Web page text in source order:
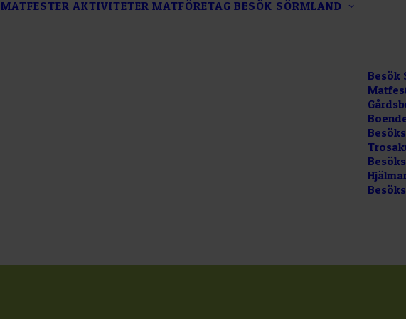
MATFESTER AKTIVITETER MATFÖRETAG BESÖK SÖRMLAND
Besök